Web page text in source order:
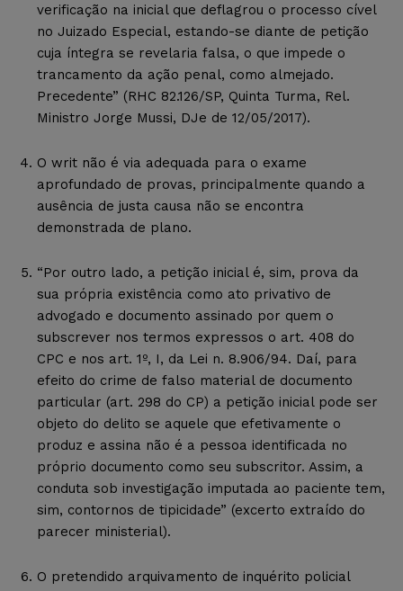
verificação na inicial que deflagrou o processo cível
no Juizado Especial, estando-se diante de petição
cuja íntegra se revelaria falsa, o que impede o
trancamento da ação penal, como almejado.
Precedente” (RHC 82.126/SP, Quinta Turma, Rel.
Ministro Jorge Mussi, DJe de 12/05/2017).
O writ não é via adequada para o exame
aprofundado de provas, principalmente quando a
ausência de justa causa não se encontra
demonstrada de plano.
“Por outro lado, a petição inicial é, sim, prova da
sua própria existência como ato privativo de
advogado e documento assinado por quem o
subscrever nos termos expressos o art. 408 do
CPC e nos art. 1º, I, da Lei n. 8.906/94. Daí, para
efeito do crime de falso material de documento
particular (art. 298 do CP) a petição inicial pode ser
objeto do delito se aquele que efetivamente o
produz e assina não é a pessoa identificada no
próprio documento como seu subscritor. Assim, a
conduta sob investigação imputada ao paciente tem,
sim, contornos de tipicidade” (excerto extraído do
parecer ministerial).
O pretendido arquivamento de inquérito policial